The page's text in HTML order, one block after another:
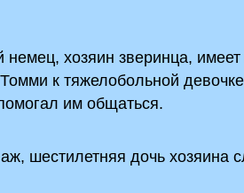
хозяин зверинца,
к тяжелобольной
им общаться.
шестилетняя дочь хозяина